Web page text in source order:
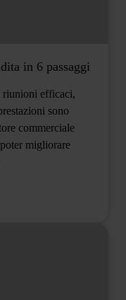
in 6 passaggi
riunioni efficaci,
sono
commerciale
migliorare